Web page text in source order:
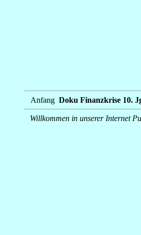
Anfang_ Doku Finanzkrise 10.
Willkommen in unserer Internet